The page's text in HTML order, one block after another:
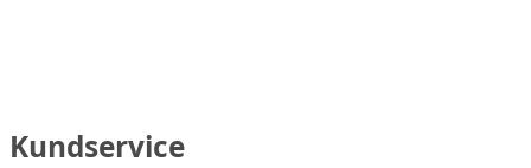
Kundservice